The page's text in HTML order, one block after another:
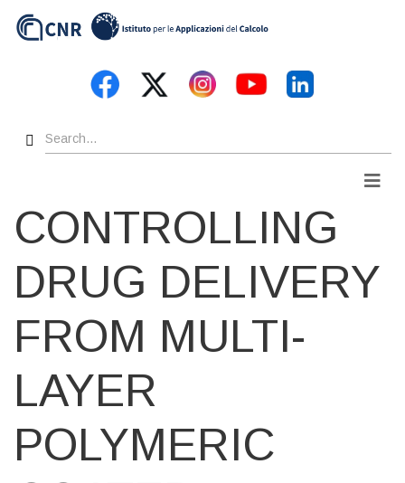
Search
CONTROLLING
DRUG DELIVERY
FROM MULTI-
LAYER
POLYMERIC